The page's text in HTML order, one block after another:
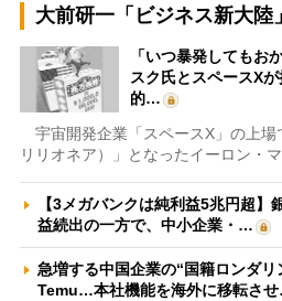
大前研一「ビジネス新大陸
「いつ暴発してもお
スク氏とスペースX
的…
宇宙開発企業「スペースX」の上場
リリオネア）」となったイーロン・
【3メガバンクは純利益5兆円超
益続出の一方で、中小企業・…
急増する中国企業の“国籍ロンダ
Temu…本社機能を海外に移転さ